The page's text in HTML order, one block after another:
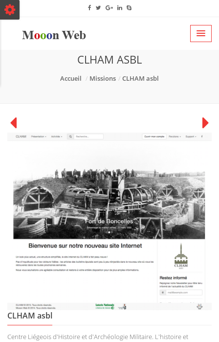
CLHAM ASBL
Accueil Missions CLHAM asbl
CLHAM asbl
Centre Liégeois d'Histoire et d'Archéologie Militaire. L'histoire et